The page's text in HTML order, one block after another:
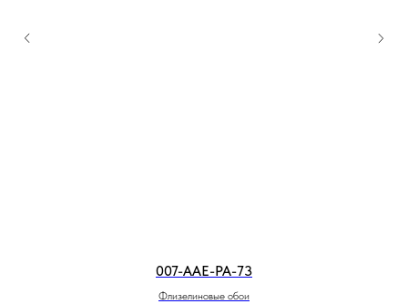
007-ААЕ-РА-73
Флизелиновые обои